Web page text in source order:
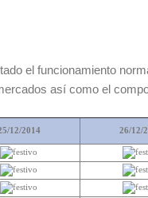
el funcionamiento
así como el
12/2014 26/12/